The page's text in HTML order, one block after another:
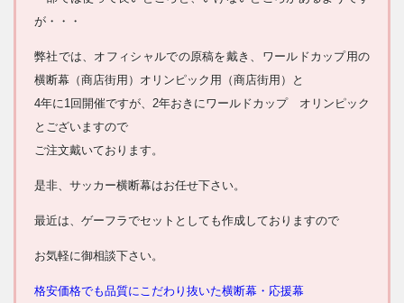
が・・・
弊社では、オフィシャルでの原稿を戴き、ワールドカップ用の
横断幕（商店街用）オリンピック用（商店街用）と
4年に1回開催ですが、2年おきにワールドカップ オリンピック
とございますので
ご注文戴いております。
是非、サッカー横断幕はお任せ下さい。
最近は、ゲーフラでセットとしても作成しておりますので
お気軽に御相談下さい。
格安価格でも品質にこだわり抜いた横断幕・応援幕